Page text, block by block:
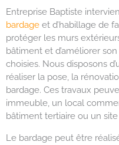
Entreprise Baptiste
bardage et d’habillage de
protéger les murs
bâtiment et d’améliorer
choisies. Nous disposons
réaliser la pose, la
bardage. Ces travaux
immeuble, un local
bâtiment tertiaire ou un
Le bardage peut être